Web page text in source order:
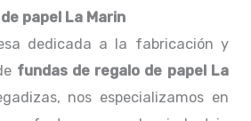
papel La Marin
dedicada a la fabricación y
fundas de regalo de papel La
nos especializamos en